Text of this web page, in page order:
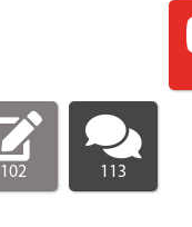
102 113